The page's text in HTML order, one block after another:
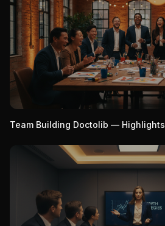
Team Building Doctolib — Highlights